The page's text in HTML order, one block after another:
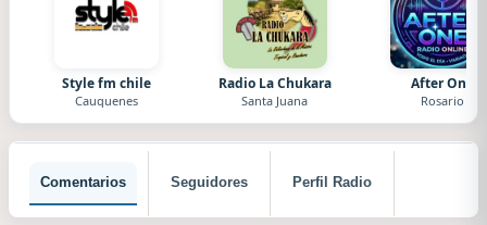
Style fm chile
Cauquenes
Radio La Chukara
Santa Juana
After One
Rosario
Comentarios Seguidores Perfil Radio